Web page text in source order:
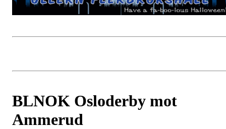
BLNOK Osloderby mot
Ammerud